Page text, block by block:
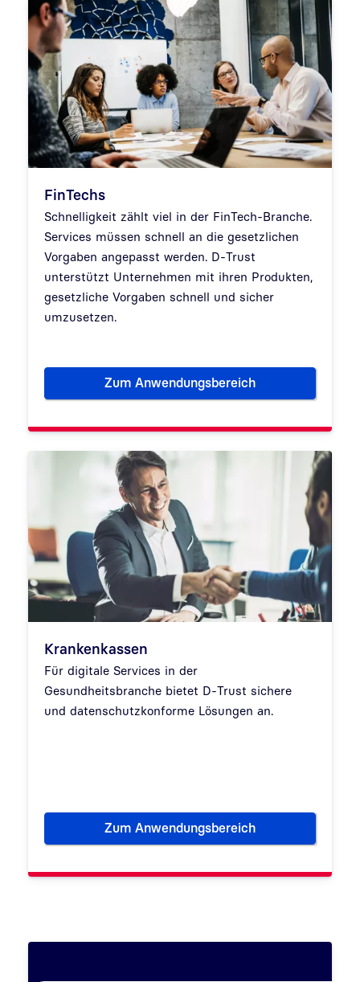
FinTechs
Schnelligkeit zählt viel in der FinTech-Branche.
Services müssen schnell an die gesetzlichen
Vorgaben angepasst werden. D-Trust
unterstützt Unternehmen mit ihren Produkten,
gesetzliche Vorgaben schnell und sicher
umzusetzen.
Zum Anwendungsbereich
FinTechs
Krankenkassen
Für digitale Services in der
Gesundheitsbranche bietet D-Trust sichere
und datenschutzkonforme Lösungen an.
Zum Anwendungsbereich
Krankenkassen